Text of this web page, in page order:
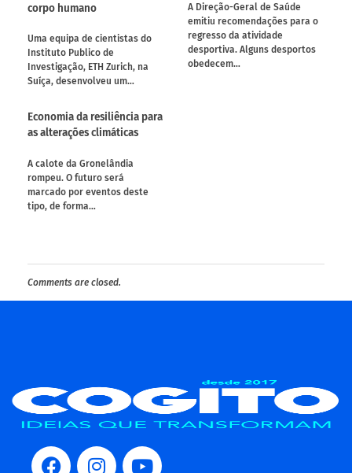
corpo humano
Uma equipa de cientistas do
Instituto Publico de
Investigação, ETH Zurich, na
Suíça, desenvolveu um…
A Direção-Geral de Saúde
emitiu recomendações para o
regresso da atividade
desportiva. Alguns desportos
obedecem…
Economia da resiliência para
as alterações climáticas
A calote da Gronelândia
rompeu. O futuro será
marcado por eventos deste
tipo, de forma…
Comments are closed.